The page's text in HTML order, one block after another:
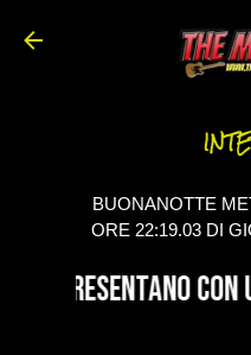
Passa ai
BUONANOTTE
ORE 22:19.04 DI